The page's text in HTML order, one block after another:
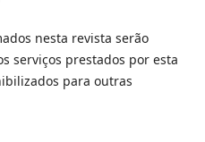
nesta revista serão
serviços prestados por esta
para outras